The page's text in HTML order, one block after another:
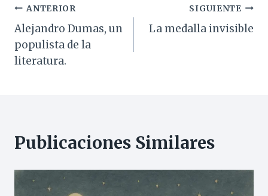
Navegación
de
entradas
ANTERIOR
Alejandro Dumas, un
populista de la
literatura.
SIGUIENTE
La medalla invisible
Publicaciones Similares